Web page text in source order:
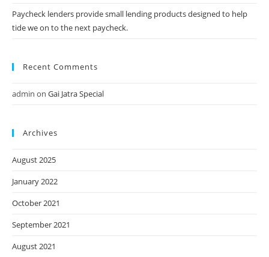
Paycheck lenders provide small lending products designed to help
tide we on to the next paycheck.
Recent Comments
admin on Gai Jatra Special
Archives
August 2025
January 2022
October 2021
September 2021
August 2021